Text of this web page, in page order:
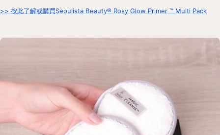
>> 按此了解或購買Seoulista Beauty® Rosy Glow Primer ™ Multi Pack